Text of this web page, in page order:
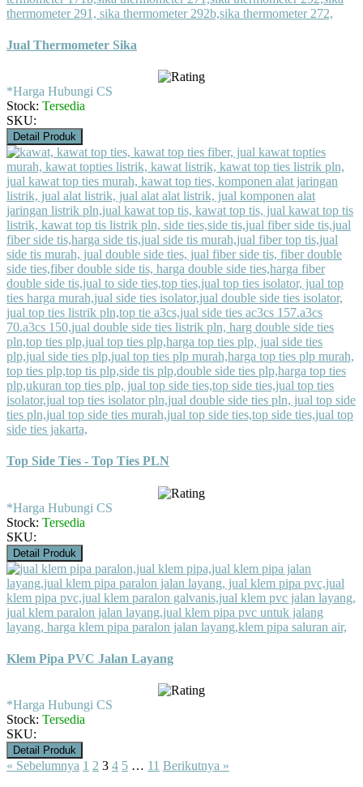
Jual Thermometer Sika
*Harga Hubungi CS
Stock: Tersedia
SKU:
Detail Produk
Top Side Ties - Top Ties PLN
*Harga Hubungi CS
Stock: Tersedia
SKU:
Detail Produk
Klem Pipa PVC Jalan Layang
*Harga Hubungi CS
Stock: Tersedia
SKU:
Detail Produk
« Sebelumnya 1 2 3 4 5 … 11 Berikutnya »